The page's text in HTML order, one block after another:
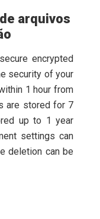
arquivos
encrypted
security of your
1 hour from
are stored for 7
up to 1 year
settings can
deletion can be